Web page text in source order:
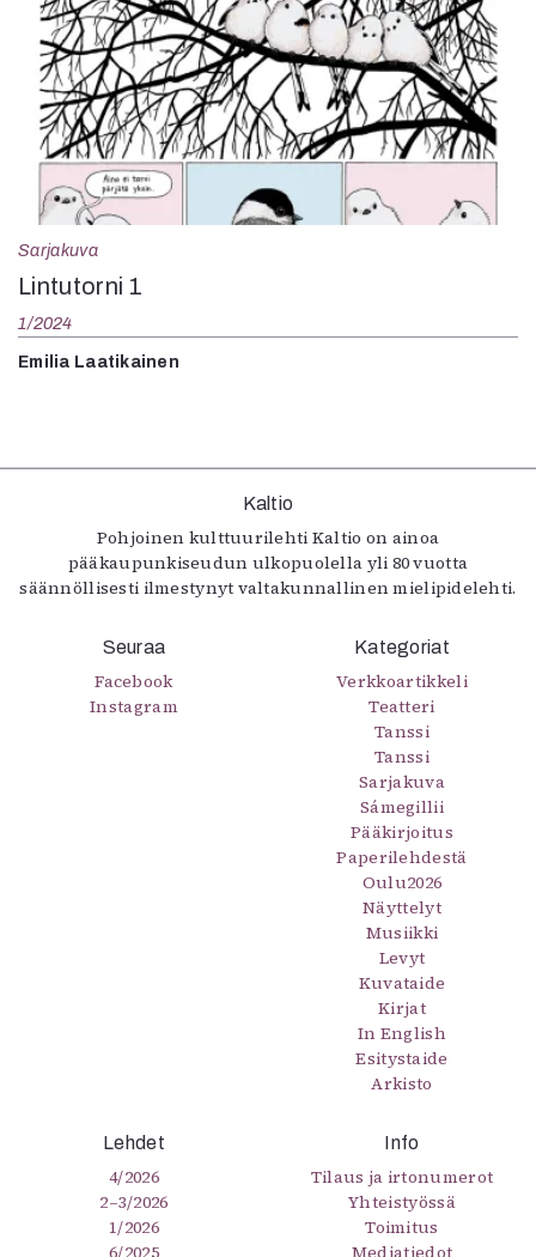
Sarjakuva
Lintutorni 1
1/2024
Emilia Laatikainen
Kaltio
Pohjoinen kulttuurilehti Kaltio on ainoa
pääkaupunkiseudun ulkopuolella yli 80 vuotta
säännöllisesti ilmestynyt valtakunnallinen mielipidelehti.
Seuraa
Facebook
Instagram
Kategoriat
Verkkoartikkeli
Teatteri
Tanssi
Tanssi
Sarjakuva
Sámegillii
Pääkirjoitus
Paperilehdestä
Oulu2026
Näyttelyt
Musiikki
Levyt
Kuvataide
Kirjat
In English
Esitystaide
Arkisto
Lehdet
4/2026
2–3/2026
1/2026
6/2025
Info
Tilaus ja irtonumerot
Yhteistyössä
Toimitus
Mediatiedot